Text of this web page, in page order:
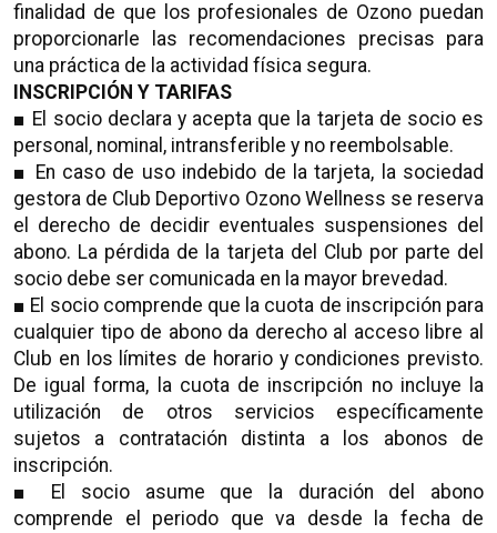
finalidad de que los profesionales de Ozono puedan
proporcionarle las recomendaciones precisas para
una práctica de la actividad física segura.
INSCRIPCIÓN Y TARIFAS
■ El socio declara y acepta que la tarjeta de socio es
personal, nominal, intransferible y no reembolsable.
■ En caso de uso indebido de la tarjeta, la sociedad
gestora de Club Deportivo Ozono Wellness se reserva
el derecho de decidir eventuales suspensiones del
abono. La pérdida de la tarjeta del Club por parte del
socio debe ser comunicada en la mayor brevedad.
■ El socio comprende que la cuota de inscripción para
cualquier tipo de abono da derecho al acceso libre al
Club en los límites de horario y condiciones previsto.
De igual forma, la cuota de inscripción no incluye la
utilización de otros servicios específicamente
sujetos a contratación distinta a los abonos de
inscripción.
■ El socio asume que la duración del abono
comprende el periodo que va desde la fecha de